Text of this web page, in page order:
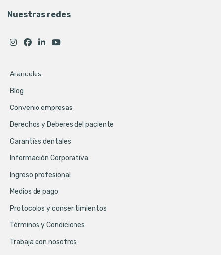
Nuestras redes
Aranceles
Blog
Convenio empresas
Derechos y Deberes del paciente
Garantías dentales
Información Corporativa
Ingreso profesional
Medios de pago
Protocolos y consentimientos
Términos y Condiciones
Trabaja con nosotros